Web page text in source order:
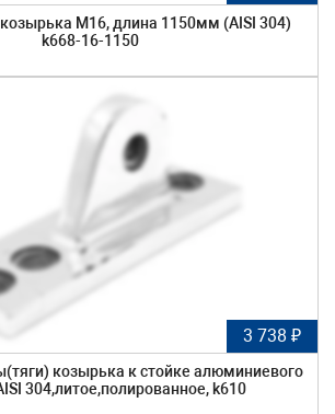
козырька М16, длина 1150мм (AISI 304)
k668-16-1150
3 738 ₽
козырька к стойке алюминиевого
304,литое,полированное, k610